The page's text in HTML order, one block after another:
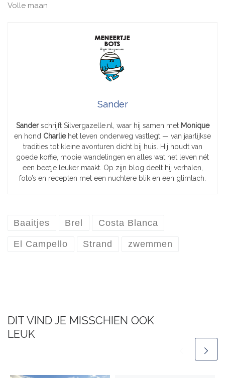
Volle maan
Sander
Sanderschrijft Silvergazelle.nl, waar hij samen met Monique
en hond Charliehet leven onderweg vastlegt — van jaarlijkse
tradities tot kleine avonturen dicht bij huis. Hij houdt van
goede koffie, mooie wandelingen en alles wat het leven nét
een beetje leuker maakt. Op zijn blog deelt hij verhalen,
foto’s en recepten met een nuchtere blik en een glimlach.
Baaitjes Brel Costa Blanca
El Campello Strand zwemmen
DIT VIND JE MISSCHIEN OOK
LEUK